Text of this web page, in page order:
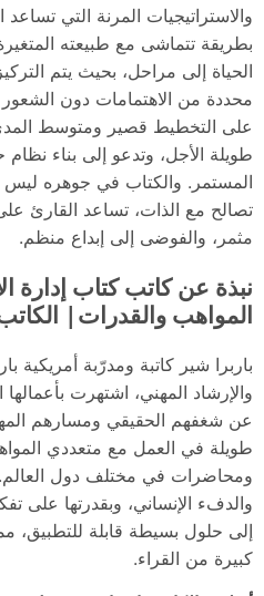
والاستراتيجيات المرنة التي
بطريقة تتماشى مع طبيعته
الحياة إلى مراحل، بحيث يتم
محددة من الاهتمامات دون
على التخطيط قصير ومتوسط
طويلة الأجل، وتدعو إلى بناء نظام
المستمر. والكتاب في جوهره ليس
تصالح مع الذات، تساعد القارئ
مثمر، والفوضى إلى إبداع منظم.
نبذة عن كاتب كتاب إدارة
المواهب والقدرات| الكاتب
باربرا شير كاتبة ومدرّبة أمريكية
والإرشاد المهني، اشتهرت
عن شغفهم الحقيقي ومسارهم
طويلة في العمل مع متعددي
ومحاضرات في مختلف دول العالم.
والدفء الإنساني، وبقدرتها على
إلى حلول بسيطة قابلة للتطبيق،
كبيرة من القراء.